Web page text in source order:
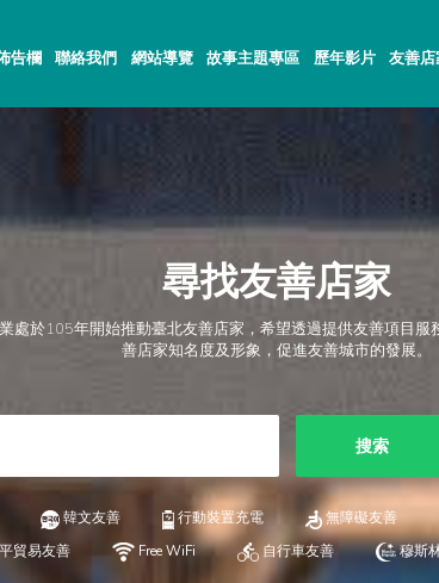
告欄 聯絡我們 網站導覽 故事主題專區 歷年影片 友善
尋找友善店家
處於105年開始推動臺北友善店家，希望透過提供友善項目
善店家知名度及形象，促進友善城市的發展。
搜索
韓文友善 行動裝置充電 無障礙友善
貿易友善 Free WiFi 自行車友善 穆斯